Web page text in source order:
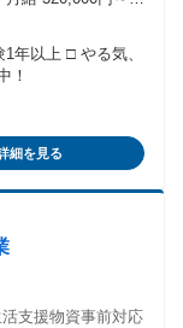
給あり
年以上 □ やる気、
！
細を見る
支援物資事前対応